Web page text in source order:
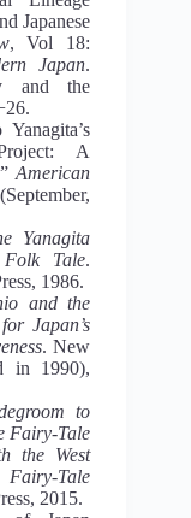
Japanese
, Vol 18:
Japan.
and the
A
American
Yanagita
Tale.
1986.
and the
Japan’s
. New
in 1990),
to
Fairy-Tale
the West
Tale
2015.